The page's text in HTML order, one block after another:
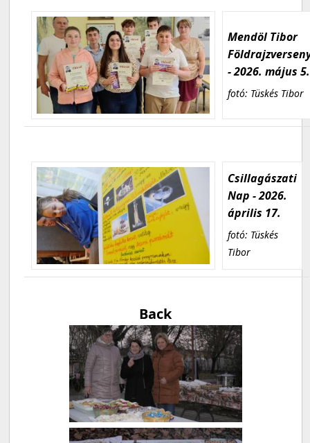
Mendöl Tibor
- 2026. május 5.
fotó: Tüskés Tibor
Csillagászati
Nap - 2026.
április 17.
fotó: Tüskés
Tibor
Back